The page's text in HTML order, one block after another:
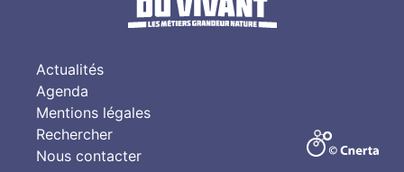
Actualités
Agenda
Mentions légales
Rechercher
Nous contacter